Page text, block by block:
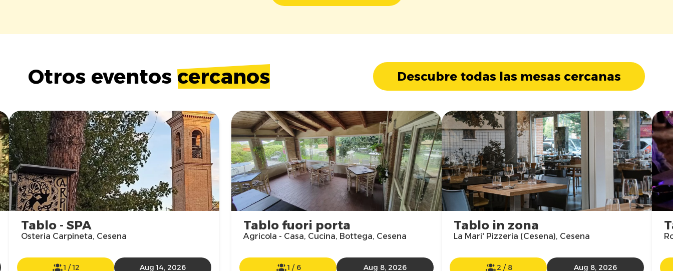
Otros eventos cercanos Descubre todas las mesas cercanas
Tablo fuori porta
Agricola - Casa, Cucina, Bottega, Cesena
1 / 6 Aug 8, 2026
Tablo in zona
La Mari' Pizzeria (Cesena), Cesena
2 / 8 Aug 8, 2026
Tablo - SPA
Osteria Carpineta, Cesena
1 /12 Aug 14, 2026